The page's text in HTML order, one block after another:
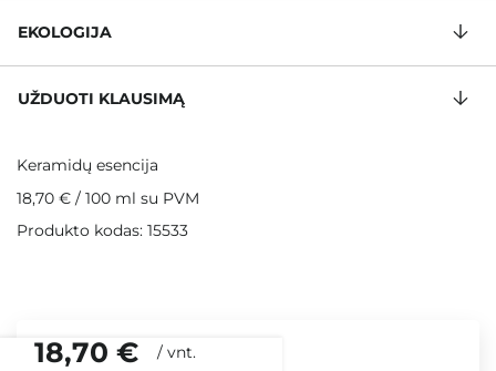
18,70 € / vnt.
EKOLOGIJA
UŽDUOTI KLAUSIMĄ
Keramidų esencija
18,70 € / 100 ml su PVM
Produkto kodas: 15533